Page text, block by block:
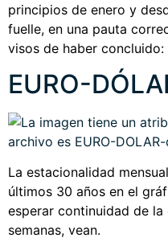
principios de enero y
fuelle, en una pauta
visos de haber concluido:
EURO-
La estacionalidad
últimos 30 años en el
esperar continuidad de
semanas, vean.